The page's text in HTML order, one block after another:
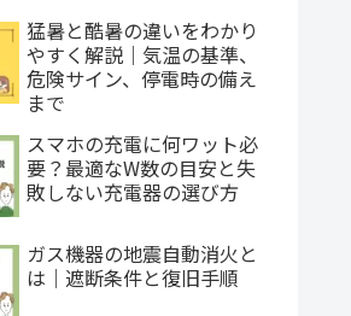
猛暑と酷暑の違いをわかり
やすく解説｜気温の基準、
危険サイン、停電時の備え
まで
スマホの充電に何ワット必
要？最適なW数の目安と失
敗しない充電器の選び方
ガス機器の地震自動消火と
は｜遮断条件と復旧手順